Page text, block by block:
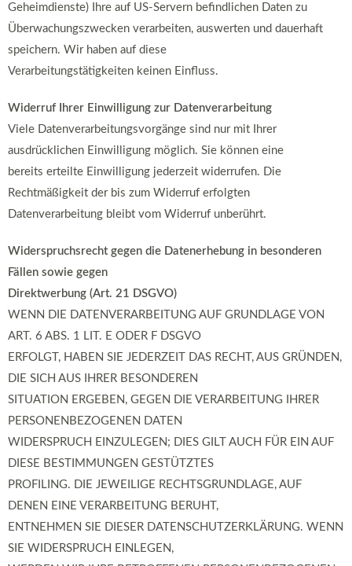
Geheimdienste) Ihre auf US-Servern befindlichen Daten zu
Überwachungszwecken verarbeiten, auswerten und dauerhaft
speichern. Wir haben auf diese
Verarbeitungstätigkeiten keinen Einfluss.
Widerruf Ihrer Einwilligung zur Datenverarbeitung
Viele Datenverarbeitungsvorgänge sind nur mit Ihrer
ausdrücklichen Einwilligung möglich. Sie können eine
bereits erteilte Einwilligung jederzeit widerrufen. Die
Rechtmäßigkeit der bis zum Widerruf erfolgten
Datenverarbeitung bleibt vom Widerruf unberührt.
Widerspruchsrecht gegen die Datenerhebung in besonderen
Fällen sowie gegen
Direktwerbung (Art. 21 DSGVO)
WENN DIE DATENVERARBEITUNG AUF GRUNDLAGE VON
ART. 6 ABS. 1 LIT. E ODER F DSGVO
ERFOLGT, HABEN SIE JEDERZEIT DAS RECHT, AUS GRÜNDEN,
DIE SICH AUS IHRER BESONDEREN
SITUATION ERGEBEN, GEGEN DIE VERARBEITUNG IHRER
PERSONENBEZOGENEN DATEN
WIDERSPRUCH EINZULEGEN; DIES GILT AUCH FÜR EIN AUF
DIESE BESTIMMUNGEN GESTÜTZTES
PROFILING. DIE JEWEILIGE RECHTSGRUNDLAGE, AUF
DENEN EINE VERARBEITUNG BERUHT,
ENTNEHMEN SIE DIESER DATENSCHUTZERKLÄRUNG. WENN
SIE WIDERSPRUCH EINLEGEN,